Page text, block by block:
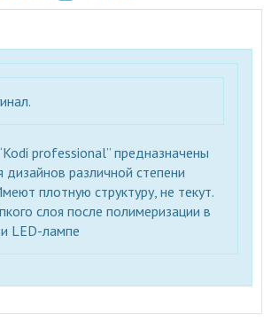
.
professional” предназначены
дизайнов различной степени
плотную структуру, не текут.
слоя после полимеризации в
LED-лампе